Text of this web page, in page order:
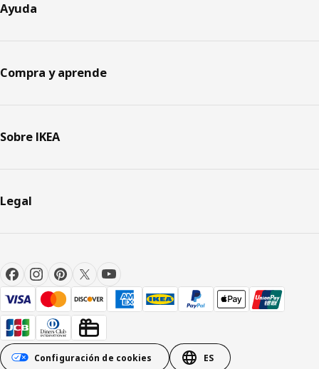
Ayuda
Compra y aprende
Sobre IKEA
Legal
Configuración de cookies ES